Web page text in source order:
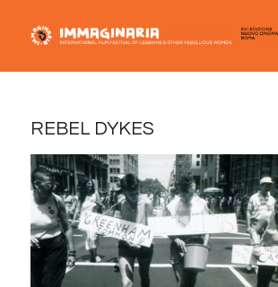
REBEL DYKES